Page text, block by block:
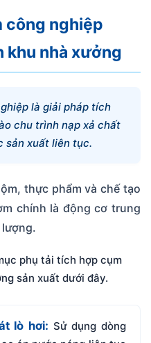
công nghiệp
khu nhà xưởng
là giải pháp tích
chu trình nạp xả chất
sản xuất liên tục.
thực phẩm và chế tạo
chính là động cơ trung
phụ tải tích hợp cụm
sản xuất dưới đây.
lò hơi: Sử dụng dòng